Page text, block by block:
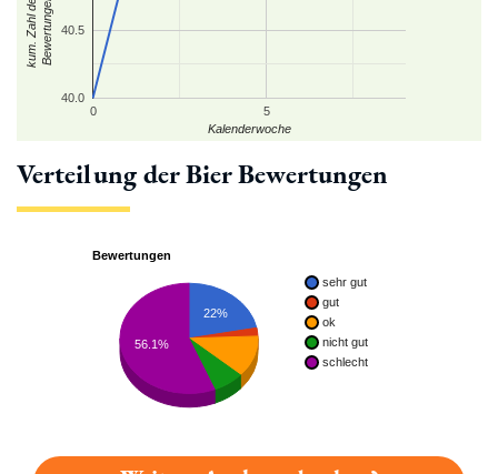
0 5
40.0
40.5
Kalenderwoche
kum. Zahl derBewertungen
Verteilung der Bier Bewertungen
Bewertungen
sehr gut
gut
ok
nicht gut
schlecht
22%
56.1%